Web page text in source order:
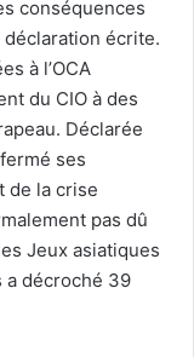
conséquences
déclaration écrite.
à l’OCA
du CIO à des
Déclarée
ses
de la crise
pas dû
Jeux asiatiques
a décroché 39